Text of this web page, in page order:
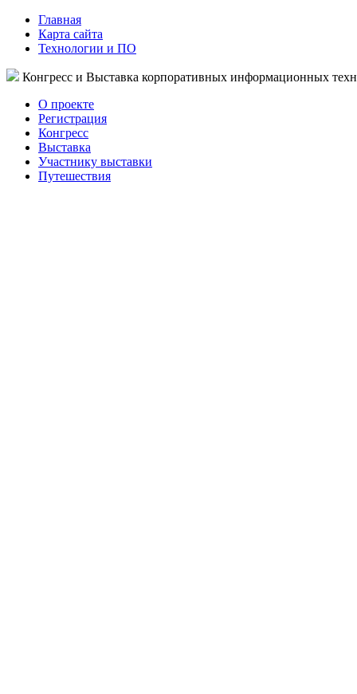
Главная
Карта сайта
Технологии и ПО
Конгресс и Выставка корпоративных информационных
О проекте
Регистрация
Конгресс
Выставка
Участнику выставки
Путешествия